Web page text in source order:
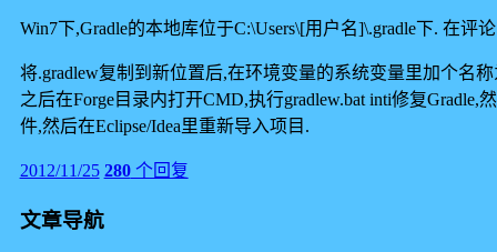
Win7下,Gradle的本地库位于C:\Users\[用户名]\.gradle下. 在评
将.gradlew复制到新位置后,在环境变量的系统变量里加个名
之后在Forge目录内打开CMD,执行gradlew.bat inti修复Gradle,
件,然后在Eclipse/Idea里重新导入项目.
2012/11/25 280个回复
文章导航